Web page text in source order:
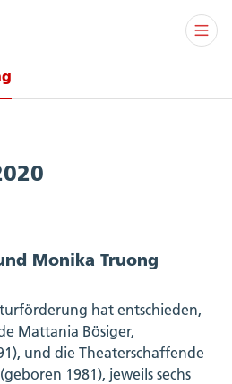
Monika Truong
hat entschieden,
Mattania Bösiger,
und die Theaterschaffende
1981), jeweils sechs